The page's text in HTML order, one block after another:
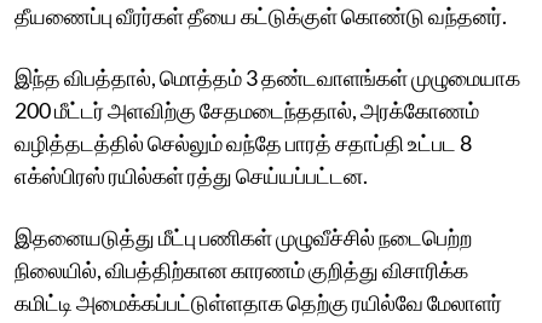
தீயணைப்பு வீரர்கள் தீயை கட்டுக்குள் கொண்டு வந்தனர்.
இந்த விபத்தால், மொத்தம் 3 தண்டவாளங்கள் முழுமையாக
200 மீட்டர் அளவிற்கு சேதமடைந்ததால், அரக்கோணம்
வழித்தடத்தில் செல்லும் வந்தே பாரத் சதாப்தி உட்பட 8
எக்ஸ்பிரஸ் ரயில்கள் ரத்து செய்யப்பட்டன.
இதனையடுத்து மீட்பு பணிகள் முழுவீச்சில் நடைபெற்ற
நிலையில், விபத்திற்கான காரணம் குறித்து விசாரிக்க
கமிட்டி அமைக்கப்பட்டுள்ளதாக தெற்கு ரயில்வே மேலாளர்